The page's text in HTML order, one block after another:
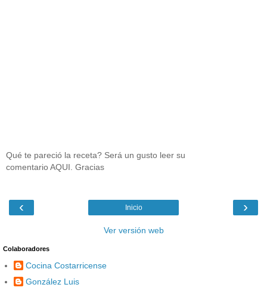
Qué te pareció la receta? Será un gusto leer su
comentario AQUI. Gracias
‹ ›
Inicio
Ver versión web
Colaboradores
Cocina Costarricense
González Luis